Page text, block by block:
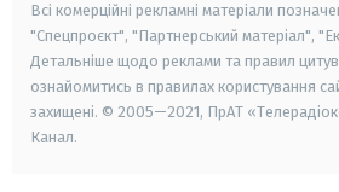
Всі комерційні рекламні матеріали
"Спецпроєкт", "Партнерський матеріал",
Детальніше щодо реклами та правил
ознайомитись в правилах користування
захищені. © 2005—2021, ПрАТ
Канал.